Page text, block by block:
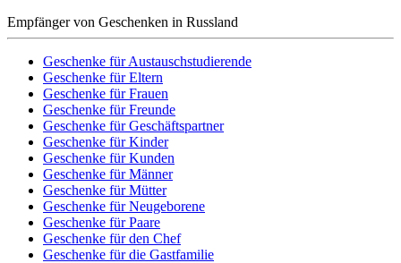
Empfänger von Geschenken in Russland
Geschenke für Austauschstudierende
Geschenke für Eltern
Geschenke für Frauen
Geschenke für Freunde
Geschenke für Geschäftspartner
Geschenke für Kinder
Geschenke für Kunden
Geschenke für Männer
Geschenke für Mütter
Geschenke für Neugeborene
Geschenke für Paare
Geschenke für den Chef
Geschenke für die Gastfamilie